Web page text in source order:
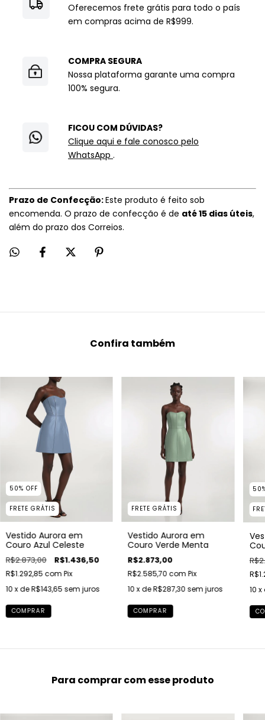
Oferecemos frete grátis para todo o país
em compras acima de R$999.
COMPRA SEGURA
Nossa plataforma garante uma compra
100% segura.
FICOU COM DÚVIDAS?
Clique aqui e fale conosco pelo
WhatsApp .
Prazo de Confecção:Este produto é feito sob
encomenda. O prazo de confecção é de até 15 dias úteis,
além do prazo dos Correios.
Confira também
50% OFF
FRETE GRÁTIS
Vestido Aurora em
Couro Azul Celeste
R$2.873,00 R$1.436,50
R$1.292,85 com Pix
10 x deR$143,65 sem juros
COMPRAR
FRETE GRÁTIS
Vestido Aurora em
Couro Verde Menta
R$2.873,00
R$2.585,70 com Pix
10 x deR$287,30 sem juros
COMPRAR
50
10 x
Para comprar com esse produto